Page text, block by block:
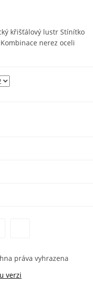
křišťálový lustr Stínítko
nerez oceli
práva vyhrazena
verzi